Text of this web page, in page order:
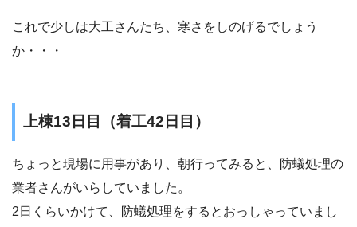
これで少しは大工さんたち、寒さをしのげるでしょう
か・・・
上棟13日目（着工42日目）
ちょっと現場に用事があり、朝行ってみると、防蟻処理の
業者さんがいらしていました。
2日くらいかけて、防蟻処理をするとおっしゃっていまし